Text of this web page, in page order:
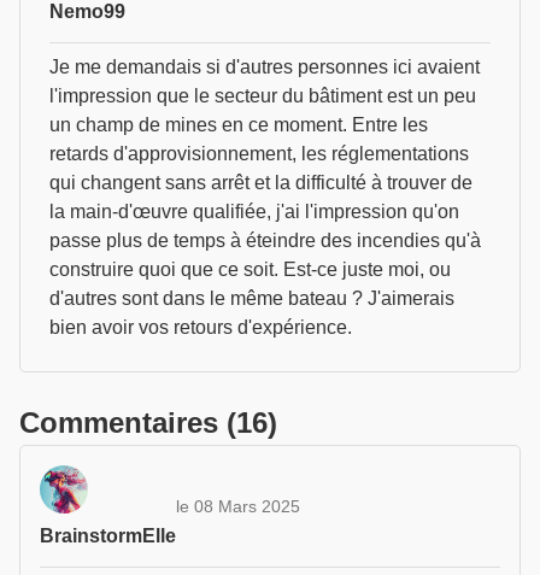
Nemo99
Je me demandais si d'autres personnes ici avaient
l'impression que le secteur du bâtiment est un peu
un champ de mines en ce moment. Entre les
retards d'approvisionnement, les réglementations
qui changent sans arrêt et la difficulté à trouver de
la main-d'œuvre qualifiée, j'ai l'impression qu'on
passe plus de temps à éteindre des incendies qu'à
construire quoi que ce soit. Est-ce juste moi, ou
d'autres sont dans le même bateau ? J'aimerais
bien avoir vos retours d'expérience.
Commentaires (16)
BrainstormElle
le 08 Mars 2025